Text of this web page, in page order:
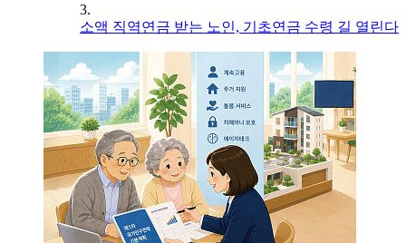
3.
소액 직역연금 받는 노인, 기초연금 수령 길 열린다